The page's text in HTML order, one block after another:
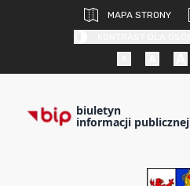
MAPA STRONY
biuletyn
informacji publicznej